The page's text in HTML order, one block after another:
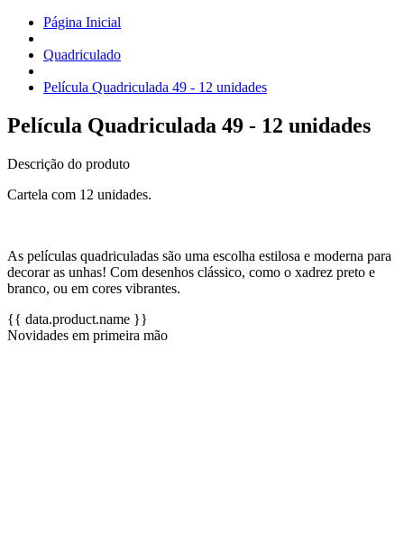
Página Inicial
Quadriculado
Película Quadriculada 49 - 12 unidades
Película Quadriculada 49 - 12 unidades
Descrição do produto
Cartela com 12 unidades.
As películas quadriculadas são uma escolha estilosa e moderna para
decorar as unhas! Com desenhos clássico, como o xadrez preto e
branco, ou em cores vibrantes.
{{ data.product.name }}
Novidades em primeira mão